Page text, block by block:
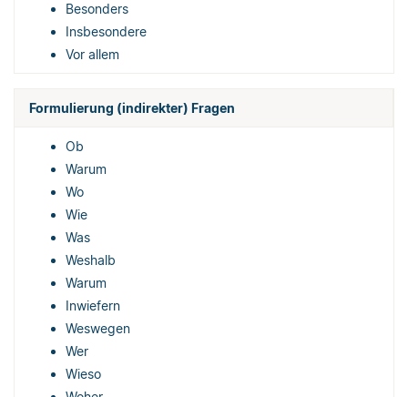
Besonders
Insbesondere
Vor allem
Formulierung (indirekter) Fragen
Ob
Warum
Wo
Wie
Was
Weshalb
Warum
Inwiefern
Weswegen
Wer
Wieso